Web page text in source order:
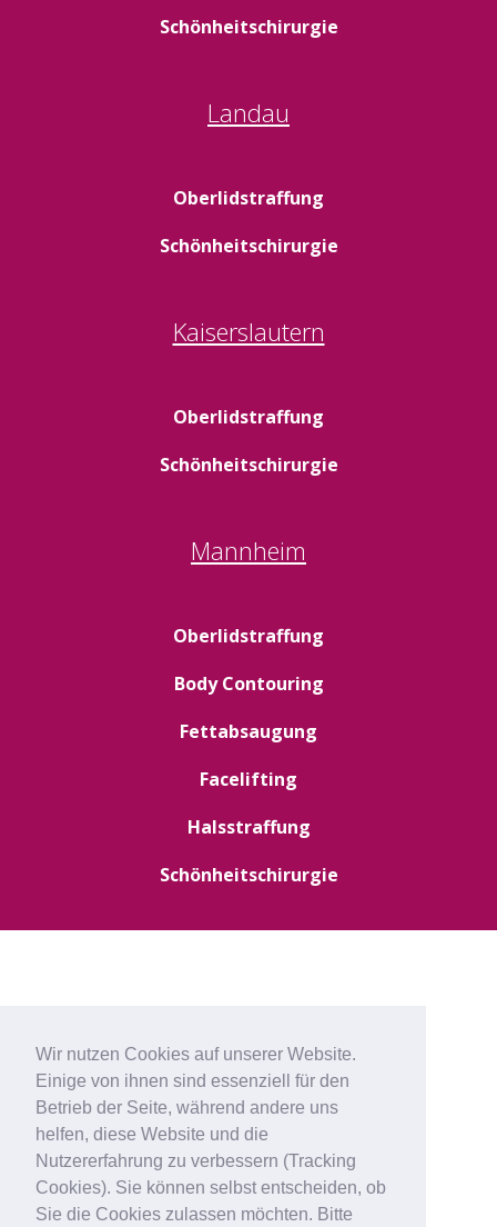
Wir nutzen Cookies auf unserer Website.
Einige von ihnen sind essenziell für den
Betrieb der Seite, während andere uns
helfen, diese Website und die
Nutzererfahrung zu verbessern (Tracking
Cookies). Sie können selbst entscheiden, ob
Sie die Cookies zulassen möchten. Bitte
Schönheitschirurgie
Landau
Oberlidstraffung
Schönheitschirurgie
Kaiserslautern
Oberlidstraffung
Schönheitschirurgie
Mannheim
Oberlidstraffung
Body Contouring
Fettabsaugung
Facelifting
Halsstraffung
Schönheitschirurgie